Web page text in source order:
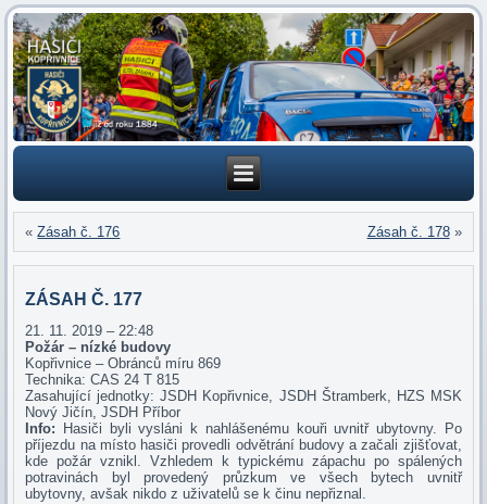
«Zásah č. 176 Zásah č. 178»
ZÁSAH Č. 177
21. 11. 2019 – 22:48
Požár – nízké budovy
Kopřivnice – Obránců míru 869
Technika: CAS 24 T 815
Zasahující jednotky: JSDH Kopřivnice, JSDH Štramberk, HZS MSK
Nový Jičín, JSDH Příbor
Info: Hasiči byli vysláni k nahlášenému kouři uvnitř ubytovny. Po
příjezdu na místo hasiči provedli odvětrání budovy a začali zjišťovat,
kde požár vznikl. Vzhledem k typickému zápachu po spálených
potravinách byl provedený průzkum ve všech bytech uvnitř
ubytovny, avšak nikdo z uživatelů se k činu nepřiznal.